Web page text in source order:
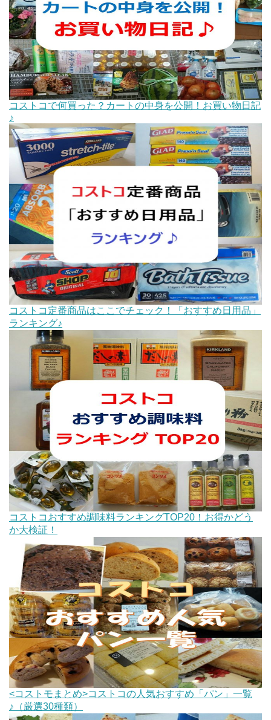
コストコで何買った？カートの中身を公開！お買い物日記
♪
コストコ定番商品はここでチェック！「おすすめ日用品」
ランキング♪
コストコおすすめ調味料ランキングTOP20！お得かどう
か大検証！
<コストモまとめ>コストコの人気おすすめ「パン」一覧
♪（厳選30種類）